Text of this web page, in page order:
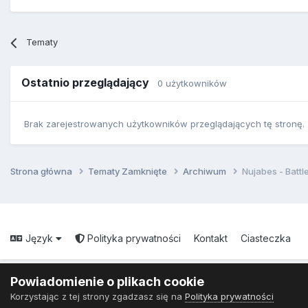
Tematy
Ostatnio przeglądający 0 użytkowników
Brak zarejestrowanych użytkowników przeglądających tę stronę.
Strona główna Tematy Zamknięte Archiwum Nujabes -
Język Polityka prywatności Kontakt Ciasteczka
Powiadomienie o plikach cookie
Korzystając z tej strony zgadzasz się na Polityka prywatności